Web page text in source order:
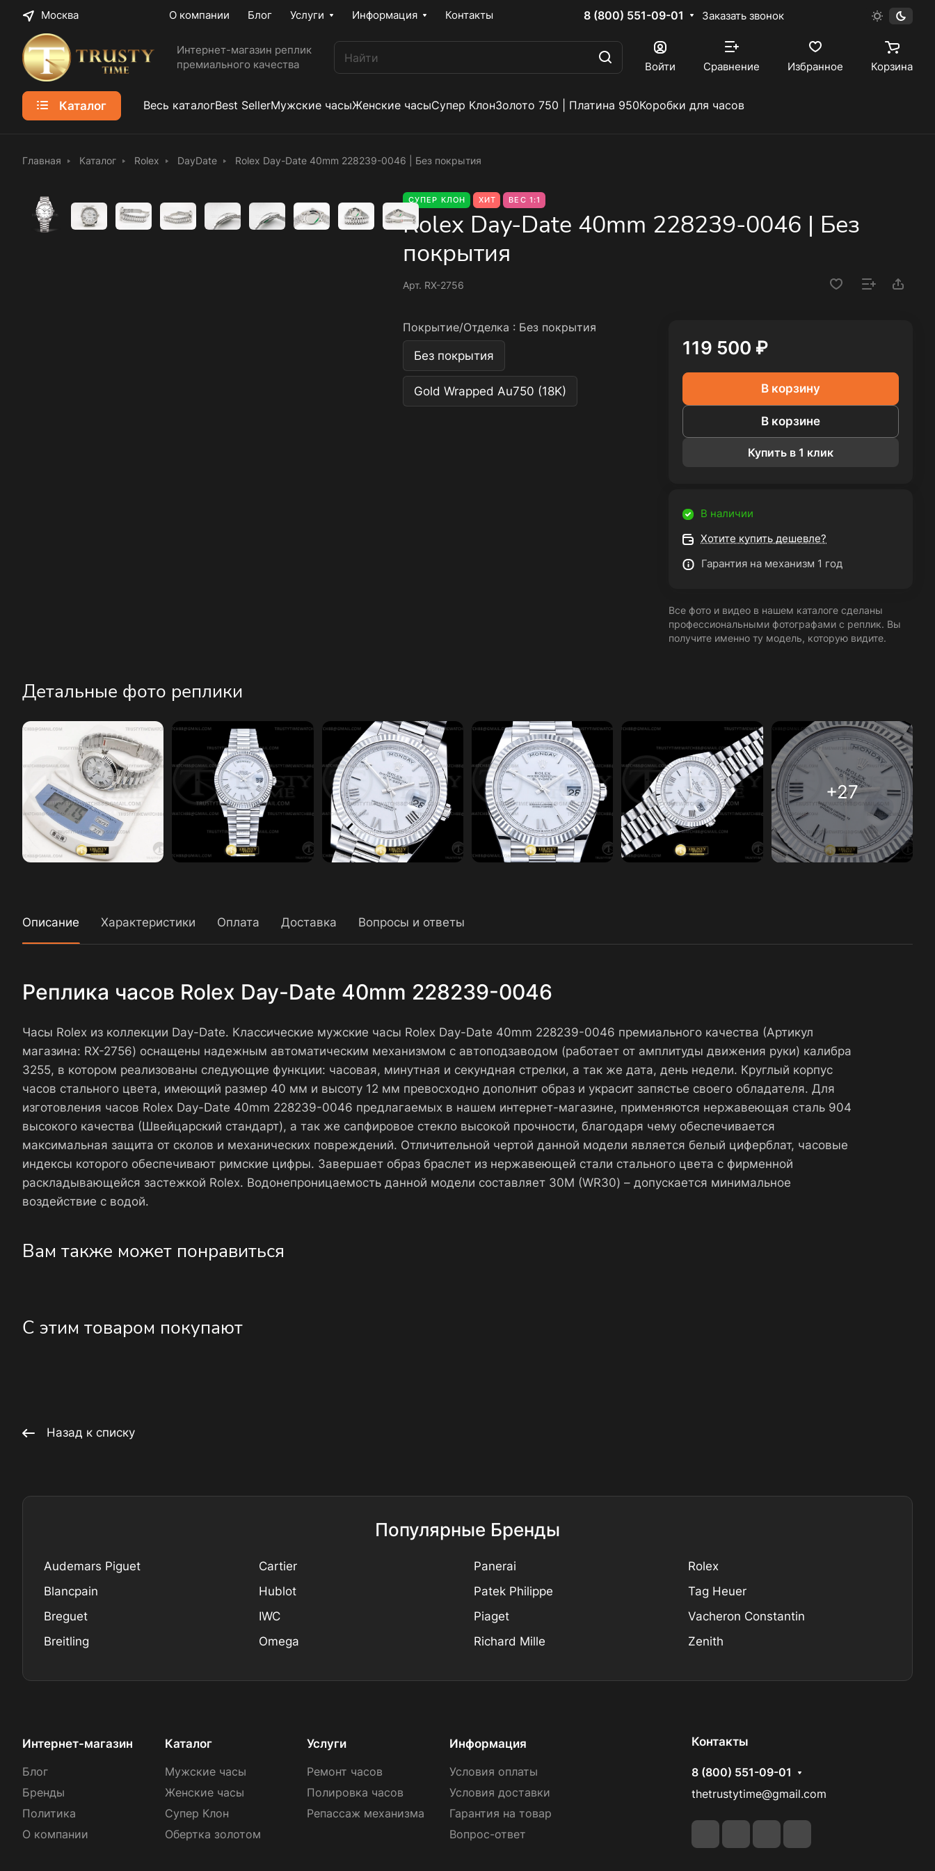
Москва О компании Блог Услуги Информация Контакты 8 (800) 551-09-01 Заказать звонок
Интернет-магазин реплик
премиального качества
Войти Сравнение Избранное Корзина
Каталог Весь каталогBest SellerМужские часыЖенские часыСупер КлонЗолото 750 | Платина 950Коробки для часов
Главная Каталог Rolex DayDate Rolex Day-Date 40mm 228239-0046 | Без покрытия
СУПЕР КЛОН ХИТ ВЕС 1:1
Rolex Day-Date 40mm 228239-0046 | Без
покрытия
Арт. RX-2756
Покрытие/Отделка : Без покрытия
Без покрытия
Gold Wrapped Au750 (18K)
119 500 ₽
В корзину
В корзине
Купить в 1 клик
В наличии
Хотите купить дешевле?
Гарантия на механизм 1 год
Все фото и видео в нашем каталоге сделаны
профессиональными фотографами с реплик. Вы
получите именно ту модель, которую видите.
Детальные фото реплики
Описание Характеристики Оплата Доставка Вопросы и ответы
Реплика часов Rolex Day-Date 40mm 228239-0046
Часы Rolex из коллекции Day-Date. Классические мужские часы Rolex Day-Date 40mm 228239-0046 премиального качества (Артикул
магазина: RX-2756) оснащены надежным автоматическим механизмом с автоподзаводом (работает от амплитуды движения руки) калибра
3255, в котором реализованы следующие функции: часовая, минутная и секундная стрелки, а так же дата, день недели. Круглый корпус
часов стального цвета, имеющий размер 40 мм и высоту 12 мм превосходно дополнит образ и украсит запястье своего обладателя. Для
изготовления часов Rolex Day-Date 40mm 228239-0046 предлагаемых в нашем интернет-магазине, применяются нержавеющая сталь 904
высокого качества (Швейцарский стандарт), а так же сапфировое стекло высокой прочности, благодаря чему обеспечивается
максимальная защита от сколов и механических повреждений. Отличительной чертой данной модели является белый циферблат, часовые
индексы которого обеспечивают римские цифры. Завершает образ браслет из нержавеющей стали стального цвета с фирменной
раскладывающейся застежкой Rolex. Водонепроницаемость данной модели составляет 30М (WR30) – допускается минимальное
воздействие с водой.
Вам также может понравиться
С этим товаром покупают
Назад к списку
Популярные Бренды
Audemars Piguet
Blancpain
Breguet
Breitling
Cartier
Hublot
IWC
Omega
Panerai
Patek Philippe
Piaget
Richard Mille
Rolex
Tag Heuer
Vacheron Constantin
Zenith
Интернет-магазин
Блог
Бренды
Политика
О компании
Каталог
Мужские часы
Женские часы
Супер Клон
Обертка золотом
Услуги
Ремонт часов
Полировка часов
Репассаж механизма
Информация
Условия оплаты
Условия доставки
Гарантия на товар
Вопрос-ответ
Контакты
8 (800) 551-09-01
thetrustytime@gmail.com